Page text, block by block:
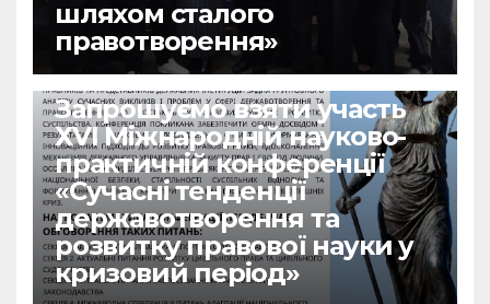
шляхом сталого
правотворення»
Запрошуємо взяти участь
ХVІ Міжнародній науково-
практичній конференції
«Сучасні тенденції
державотворення та
розвитку правової науки у
кризовий період»